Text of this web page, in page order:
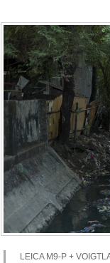
LEICA M9-P +